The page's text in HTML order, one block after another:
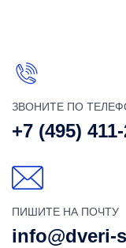
ЗВОНИТЕ ПО
+7 (495)
ПИШИТЕ НА ПОЧТУ
info@dveri-